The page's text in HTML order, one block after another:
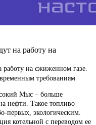
на работу на
на сжиженном газе.
требованиям
Мыс – больше
нефти. Такое топливо
первых, экологическим.
котельной с переводом ее